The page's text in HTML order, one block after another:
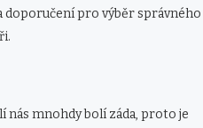
doporučení pro výběr správného
nás mnohdy bolí záda, proto je